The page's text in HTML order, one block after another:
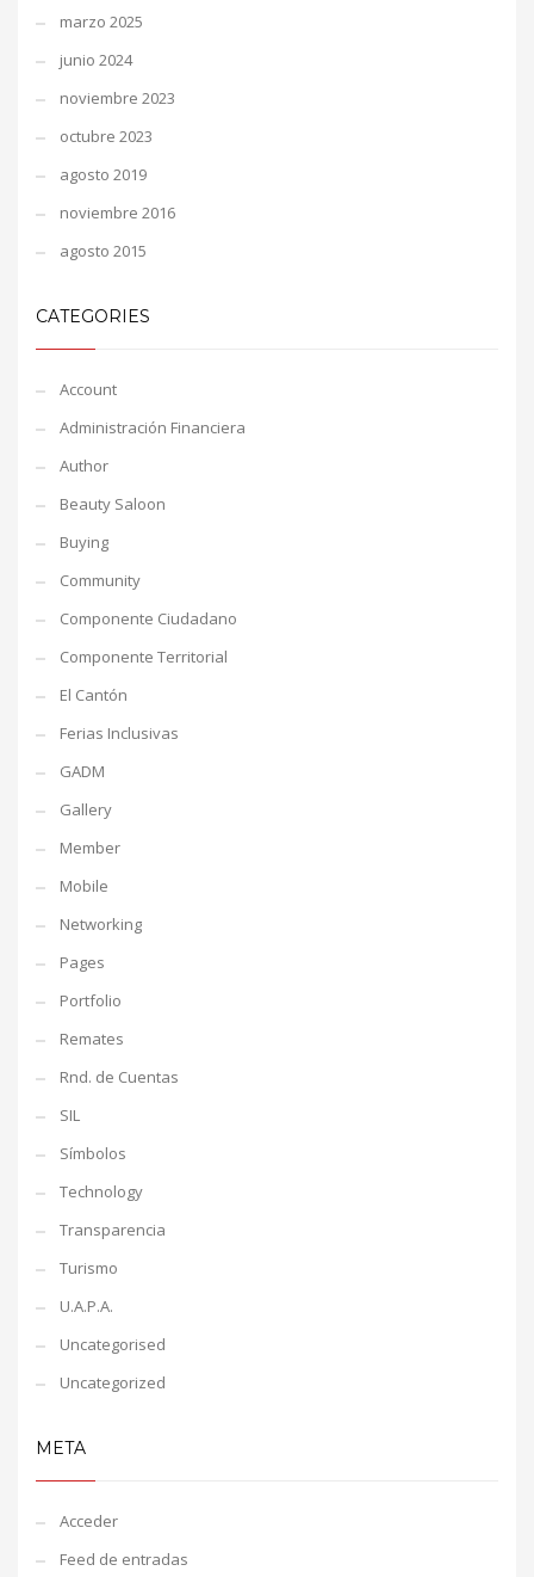
marzo 2025
junio 2024
noviembre 2023
octubre 2023
agosto 2019
noviembre 2016
agosto 2015
CATEGORIES
Account
Administración Financiera
Author
Beauty Saloon
Buying
Community
Componente Ciudadano
Componente Territorial
El Cantón
Ferias Inclusivas
GADM
Gallery
Member
Mobile
Networking
Pages
Portfolio
Remates
Rnd. de Cuentas
SIL
Símbolos
Technology
Transparencia
Turismo
U.A.P.A.
Uncategorised
Uncategorized
META
Acceder
Feed de entradas